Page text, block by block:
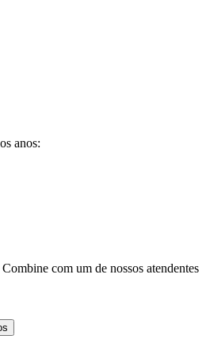
anos:
com um de nossos atendentes